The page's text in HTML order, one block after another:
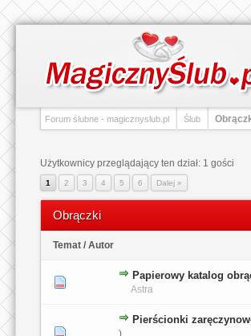
Forum ślubne - magicznyslub.pl Ślub
Użytkownicy przeglądający ten dział: 1 gości
1 2 3 4 5 6 Dalej »
Obrączki
Temat / Autor
Papierowy katalog
Astra
1 głosów - średnia ocena: 5 na 5
1 2345
Pierścionki
)
0 głosów - średnia ocena: 0 na 5 gwiazdek